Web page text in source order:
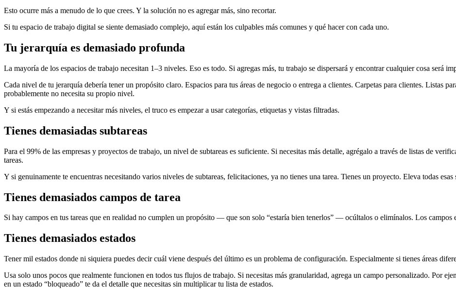
Esto ocurre más a menudo de lo que crees. Y la solución no es agregar más, sino recortar.
Si tu espacio de trabajo digital se siente demasiado complejo, aquí están los culpables más comunes y qué hacer con cada uno.
Tu jerarquía es demasiado profunda
La mayoría de los espacios de trabajo necesitan 1–3 niveles. Eso es todo. Si agregas más, tu trabajo se dispersará y encontrar cualquier cosa será
Cada nivel de tu jerarquía debería tener un propósito claro. Espacios para tus áreas de negocio o entrega a clientes. Carpetas para clientes. Listas
probablemente no necesita su propio nivel.
Y si estás empezando a necesitar más niveles, el truco es empezar a usar categorías, etiquetas y vistas filtradas.
Tienes demasiadas subtareas
Para el 99% de las empresas y proyectos de trabajo, un nivel de subtareas es suficiente. Si necesitas más detalle, agrégalo a través de listas de
tareas.
Y si genuinamente te encuentras necesitando varios niveles de subtareas, felicitaciones, ya no tienes una tarea. Tienes un proyecto. Eleva todas
Tienes demasiados campos de tarea
Si hay campos en tus tareas que en realidad no cumplen un propósito — que son solo “estaría bien tenerlos” — ocúltalos o elimínalos. Los campos
Tienes demasiados estados
Tener mil estados donde ni siquiera puedes decir cuál viene después del último es un problema de configuración. Especialmente si tienes áreas
Usa solo unos pocos que realmente funcionen en todos tus flujos de trabajo. Si necesitas más granularidad, agrega un campo personalizado. Por
en un estado “bloqueado” te da el detalle que necesitas sin multiplicar tu lista de estados.